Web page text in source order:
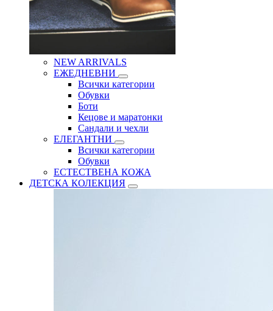
NEW ARRIVALS
ЕЖЕДНЕВНИ
Всички категории
Обувки
Боти
Кецове и маратонки
Сандали и чехли
ЕЛЕГАНТНИ
Всички категории
Обувки
ЕСТЕСТВЕНА КОЖА
ДЕТСКА КОЛЕКЦИЯ